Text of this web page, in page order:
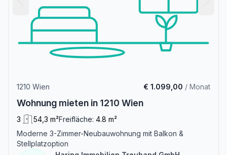
1210 Wien € 1.099,00 / Monat
Wohnung mieten in 1210 Wien
3 54,3 m²Freifläche: 4.8 m²
Moderne 3-Zimmer-Neubauwohnung mit Balkon &
Stellplatzoption